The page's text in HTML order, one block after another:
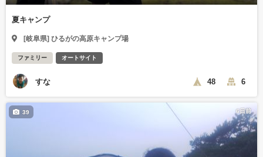
夏キャンプ
[岐阜県] ひるがの高原キャンプ場
ファミリー オートサイト
すな 48 6
6日前
39